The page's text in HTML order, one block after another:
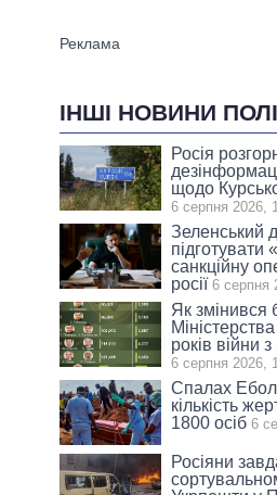
ІНШІ НОВИНИ
Росія
щодо
6 серпня 2026,
Зеленський
підготувати
санкційну
росії 6 серпня
Як змінився
років війни
6 серпня 2026,
Спалах
кількість
1800 осіб 6
Росіяни